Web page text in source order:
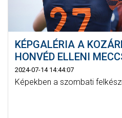
KÉPGALÉRIA A
HONVÉD ELLENI
2024-07-14 14:44:07
Képekben a szombati